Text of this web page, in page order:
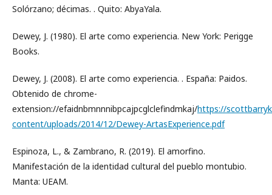
Solórzano; décimas. . Quito: AbyaYala.
Dewey, J. (1980). El arte como experiencia. New York: Perigge
Books.
Dewey, J. (2008). El arte como experiencia. . España: Paidos.
Obtenido de chrome-
extension://efaidnbmnnnibpcajpcglclefindmkaj/https://
content/uploads/2014/12/Dewey-ArtasExperience.pdf
Espinoza, L., & Zambrano, R. (2019). El amorfino.
Manifestación de la identidad cultural del pueblo montubio.
Manta: UEAM.